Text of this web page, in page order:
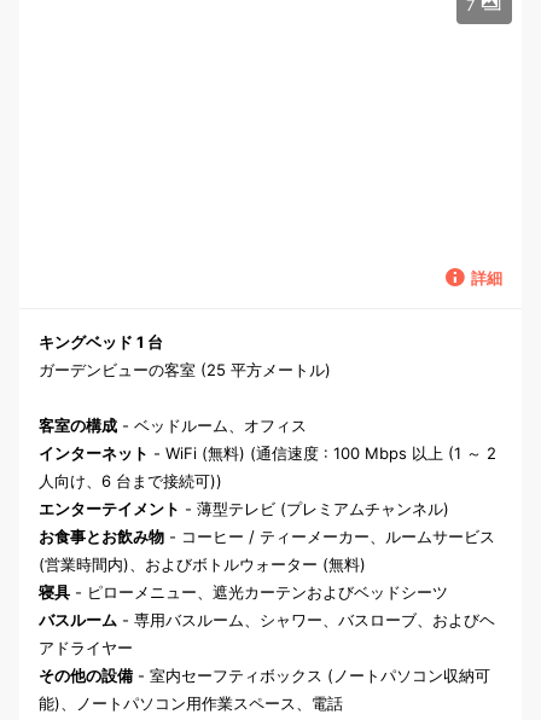
7
詳細
キングベッド 1 台
ガーデンビューの客室 (25 平方メートル)
客室の構成 - ベッドルーム、オフィス
インターネット - WiFi (無料) (通信速度 : 100 Mbps 以上 (1 ～ 2
人向け、6 台まで接続可))
エンターテイメント - 薄型テレビ (プレミアムチャンネル)
お食事とお飲み物 - コーヒー / ティーメーカー、ルームサービス
(営業時間内)、およびボトルウォーター (無料)
寝具 - ピローメニュー、遮光カーテンおよびベッドシーツ
バスルーム - 専用バスルーム、シャワー、バスローブ、およびヘ
アドライヤー
その他の設備 - 室内セーフティボックス (ノートパソコン収納可
能)、ノートパソコン用作業スペース、電話